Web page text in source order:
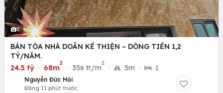
5
BÁN TÒA NHÀ DOÃN KẾ THIỆN – DÒNG TIỀN 1,2
TỶ/NĂM.
24.5 tỷ · 68m
2
· 356 tr/m
2
· 5m · 1
Nguyễn Đức Hải
Đăng 11 phút trước